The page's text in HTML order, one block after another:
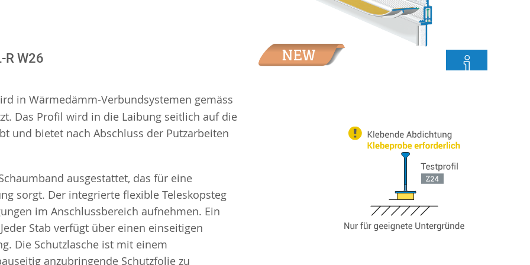
R W26
in Wärmedämm-Verbundsystemen gemäss
Das Profil wird in die Laibung seitlich auf die
und bietet nach Abschluss der Putzarbeiten
ausgestattet, das für eine
sorgt. Der integrierte flexible Teleskopsteg
im Anschlussbereich aufnehmen. Ein
Stab verfügt über einen einseitigen
Die Schutzlasche ist mit einem
anzubringende Schutzfolie zu